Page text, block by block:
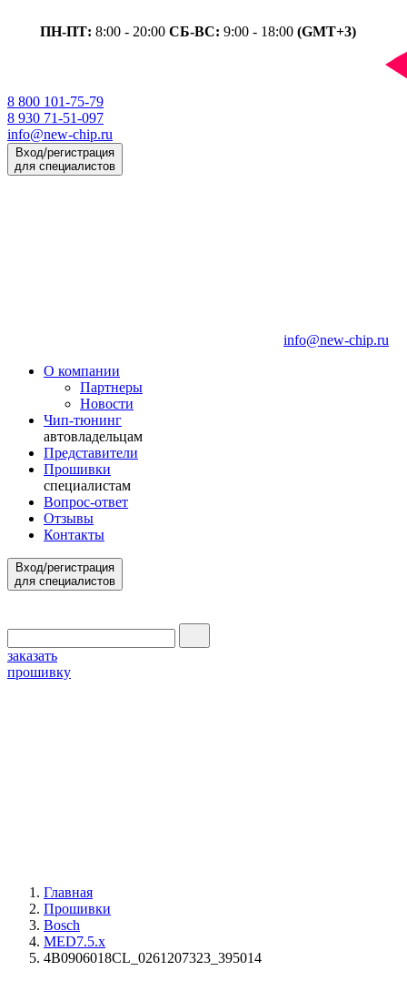
ПН-ПТ: 8:00 - 20:00 СБ-ВС: 9:00 - 18:00 (GMT+3)
8 800 101-75-79
8 930 71-51-097
info@new-chip.ru
Вход/регистрация
для специалистов
info@new-chip.ru
О компании
Партнеры
Новости
Чип-тюнинг
автовладельцам
Представители
Прошивки
специалистам
Вопрос-ответ
Отзывы
Контакты
Вход/регистрация
для специалистов
заказать
прошивку
Главная
Прошивки
Bosch
MED7.5.x
4B0906018CL_0261207323_395014